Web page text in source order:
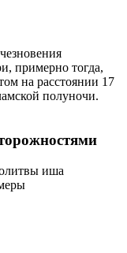
примерно тогда,
на расстоянии 17
полуночи.
иша